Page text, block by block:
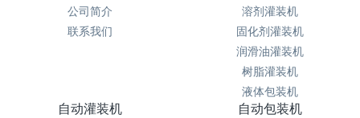
公司简介
联系我们
溶剂灌装机
固化剂灌装机
润滑油灌装机
树脂灌装机
液体包装机
自动灌装机 自动包装机